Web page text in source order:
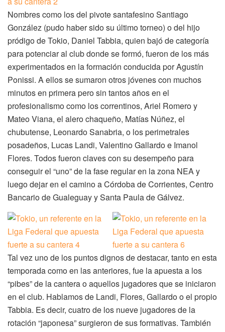
Nombres como los del pivote santafesino Santiago
González (pudo haber sido su último torneo) o del hijo
pródigo de Tokio, Daniel Tabbia, quien bajó de categoría
para potenciar al club donde se formó, fueron de los más
experimentados en la formación conducida por Agustín
Ponissi. A ellos se sumaron otros jóvenes con muchos
minutos en primera pero sin tantos años en el
profesionalismo como los correntinos, Ariel Romero y
Mateo Viana, el alero chaqueño, Matías Núñez, el
chubutense, Leonardo Sanabria, o los perimetrales
posadeños, Lucas Landi, Valentino Gallardo e Imanol
Flores. Todos fueron claves con su desempeño para
conseguir el “uno” de la fase regular en la zona NEA y
luego dejar en el camino a Córdoba de Corrientes, Centro
Bancario de Gualeguay y Santa Paula de Gálvez.
Tal vez uno de los puntos dignos de destacar, tanto en esta
temporada como en las anteriores, fue la apuesta a los
“pibes” de la cantera o aquellos jugadores que se iniciaron
en el club. Hablamos de Landi, Flores, Gallardo o el propio
Tabbia. Es decir, cuatro de los nueve jugadores de la
rotación “japonesa” surgieron de sus formativas. También